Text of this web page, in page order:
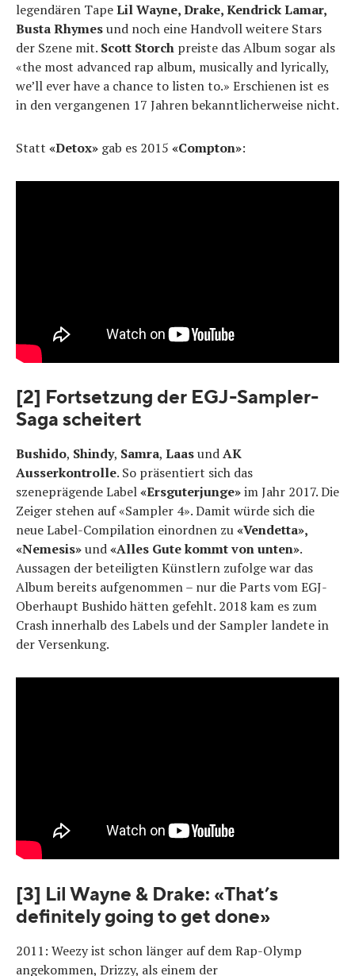
legendären TapeLil Wayne, Drake, Kendrick Lamar,
Busta Rhymesund noch eine Handvoll weitere Stars
der Szene mit. Scott Storch preiste das Album sogar als
«the most advanced rap album, musically and lyrically,
we’ll ever have a chance to listen to.» Erschienen ist es
in den vergangenen 17 Jahren bekanntlicherweise nicht.
Statt «Detox» gab es 2015 «Compton»:
[2] Fortsetzung der EGJ-Sampler-
Saga scheitert
Bushido, Shindy, Samra, LaasundAK
Ausserkontrolle. So präsentiert sich das
szeneprägende Label«Ersguterjunge»im Jahr 2017. Die
Zeiger stehen auf «Sampler 4». Damit würde sich die
neue Label-Compilation einordnen zu«Vendetta»,
«Nemesis»und«Alles Gute kommt von unten».
Aussagen der beteiligten Künstlern zufolge war das
Album bereits aufgenommen – nur die Parts vom EGJ-
Oberhaupt Bushido hätten gefehlt. 2018 kam es zum
Crash innerhalb des Labels und der Sampler landete in
der Versenkung.
[3] Lil Wayne & Drake: «That’s
definitely going to get done»
2011: Weezy ist schon länger auf dem Rap-Olymp
angekommen, Drizzy, als einem der